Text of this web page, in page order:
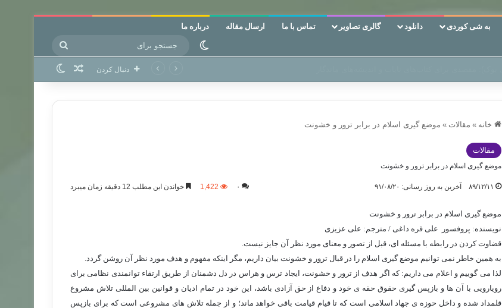
به شی کوردی دانلود گالری تصاویر تماس با ما ارسال مقاله درباره ما
تغییر پوسته
برای دنبال کردن نوشته تصادفی
خانه » مقالات » موضع گیری اسلام در برابر ترور و خشونت
مقالات
موضع گیری اسلام در برابر ترور و خشونت
۸۹/۱۲/۱۱ آخرین به روز رسانی: ۹۱/۰۸/۲۰ ۰ 1,422 خواندن این مطلب 12 دقیقه زمان میبرد
موضع گیری اسلام در برابر ترور و خشونت
نويسنده: پروفسور علی قره داغی / مترجم: علی عزیزی
قضاوت کردن در رابطه با مسئله ای، قبل از تصور و معنای مورد نظر آن جایز نیست.
به همین خاطر نمی توانیم موضع گیری اسلام را در قبال ترور و خشونت بیان داریم، مگر اینکه مفهوم و هدف مورد نظر آن روشن گردد.
لذا می گوییم و اعلام می داریم: که اگر هدف از ترور و خشونت، ایجاد ترس و هراس در دل دشمنان از طریق ارتقاء توانمندی نظامی برای
رویارویی با آن ها و بازپس گیری حقوق حقه ی خود و دفاع از حق آزادی باشد، این خود در تمام ادیان و قوانین بین المللی تلاش مشروع
قلمداد شده و داخل حوزه ی جهاد اسلامی است که تا قیام قیامت باقی خواهد ماند؛ و از جمله تلاش های مشروعی است که برای بازپس